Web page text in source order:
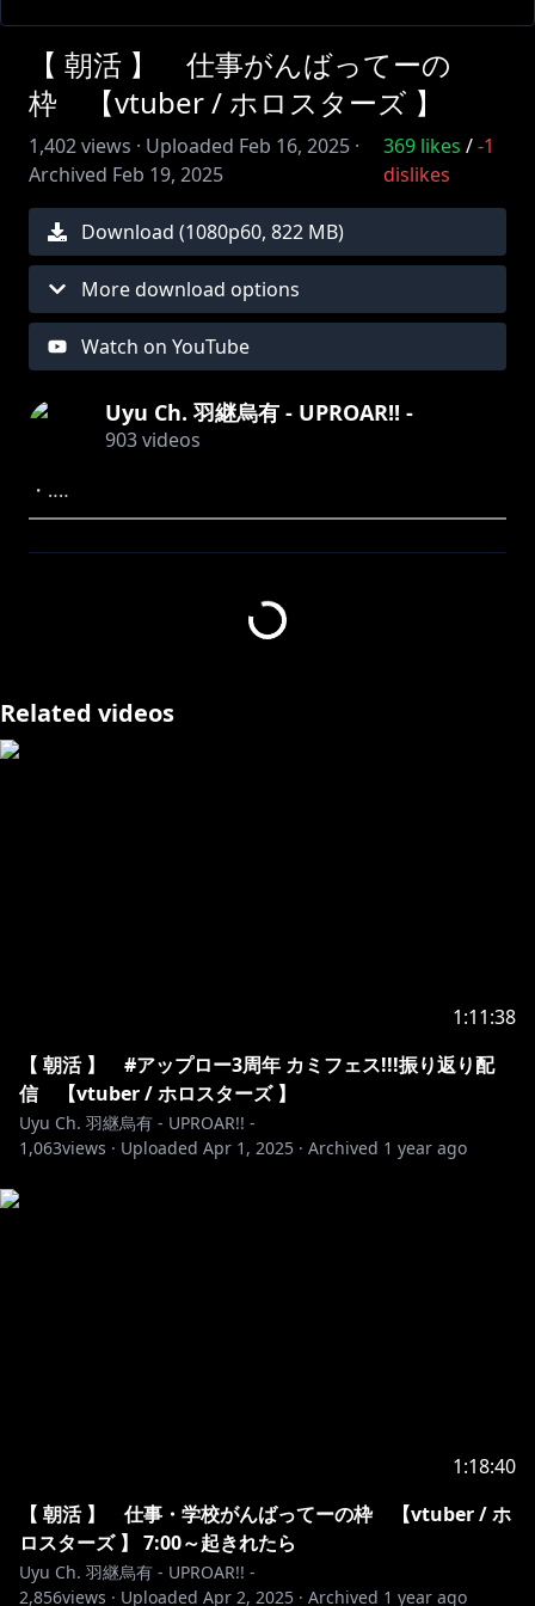
【 朝活 】 仕事がんばってーの
枠 【vtuber / ホロスターズ 】
1,402views · Uploaded Feb 16, 2025 ·
Archived Feb 19, 2025
369 likes / -1
dislikes
Download (1080p60, 822 MB)
More download options
Watch on YouTube
Uyu Ch. 羽継烏有 - UPROAR!! -
903videos
・‥‥
━━━━━━━━━━━━━━━━━━━━━━━━━
━‥‥・
https://twitter.com/utsugiuyu
/join
━━━━━━━━━━━━━━━━━━━━━━━━━
━‥‥・
※ホロライブプロダクションから未成年の視聴者の方々
へのお願い
Related videos
1:11:38
【 朝活 】 #アップロー3周年 カミフェス!!!振り返り配
信 【vtuber / ホロスターズ 】
Uyu Ch. 羽継烏有 - UPROAR!! -
1,063views · Uploaded Apr 1, 2025 · Archived 1 year ago
1:18:40
【 朝活 】 仕事・学校がんばってーの枠 【vtuber / ホ
ロスターズ 】 7:00～起きれたら
Uyu Ch. 羽継烏有 - UPROAR!! -
2,856views · Uploaded Apr 2, 2025 · Archived 1 year ago